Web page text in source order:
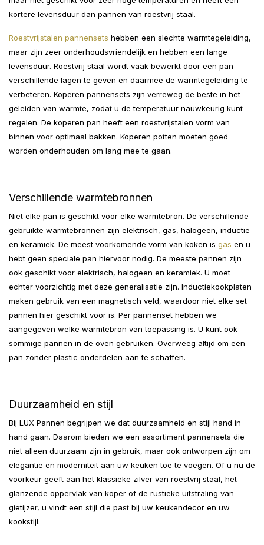
kortere levensduur dan pannen van roestvrij staal.
Roestvrijstalen pannensets hebben een slechte warmtegeleiding,
maar zijn zeer onderhoudsvriendelijk en hebben een lange
levensduur. Roestvrij staal wordt vaak bewerkt door een pan
verschillende lagen te geven en daarmee de warmtegeleiding te
verbeteren. Koperen pannensets zijn verreweg de beste in het
geleiden van warmte, zodat u de temperatuur nauwkeurig kunt
regelen. De koperen pan heeft een roestvrijstalen vorm van
binnen voor optimaal bakken. Koperen potten moeten goed
worden onderhouden om lang mee te gaan.
Verschillende warmtebronnen
Niet elke pan is geschikt voor elke warmtebron. De verschillende
gebruikte warmtebronnen zijn elektrisch, gas, halogeen, inductie
en keramiek. De meest voorkomende vorm van koken is gas en u
hebt geen speciale pan hiervoor nodig. De meeste pannen zijn
ook geschikt voor elektrisch, halogeen en keramiek. U moet
echter voorzichtig met deze generalisatie zijn. Inductiekookplaten
maken gebruik van een magnetisch veld, waardoor niet elke set
pannen hier geschikt voor is. Per pannenset hebben we
aangegeven welke warmtebron van toepassing is. U kunt ook
sommige pannen in de oven gebruiken. Overweeg altijd om een ​​
pan zonder plastic onderdelen aan te schaffen.
Duurzaamheid en stijl
Bij LUX Pannen begrijpen we dat duurzaamheid en stijl hand in
hand gaan. Daarom bieden we een assortiment pannensets die
niet alleen duurzaam zijn in gebruik, maar ook ontworpen zijn om
elegantie en moderniteit aan uw keuken toe te voegen. Of u nu de
voorkeur geeft aan het klassieke zilver van roestvrij staal, het
glanzende oppervlak van koper of de rustieke uitstraling van
gietijzer, u vindt een stijl die past bij uw keukendecor en uw
kookstijl.